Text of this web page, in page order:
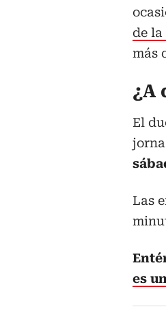
de la
más
¿A
El
Las
es